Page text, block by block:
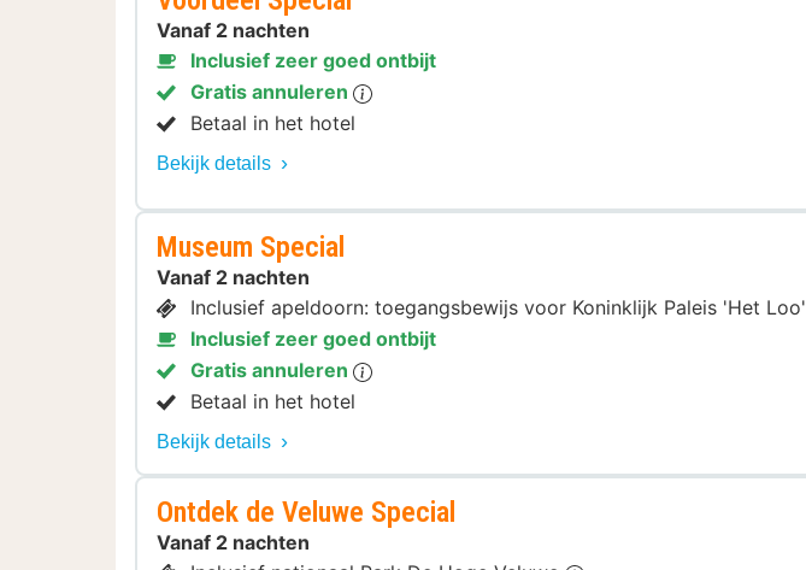
Vanaf 2 nachten
Inclusief zeer goed ontbijt
Gratis annuleren
Betaal in het hotel
Bekijk details
Museum Special
Vanaf 2 nachten
Inclusief apeldoorn: toegangsbewijs voor Koninklijk Paleis 'Het Loo'
Inclusief zeer goed ontbijt
Gratis annuleren
Betaal in het hotel
Bekijk details
Ontdek de Veluwe Special
Vanaf 2 nachten